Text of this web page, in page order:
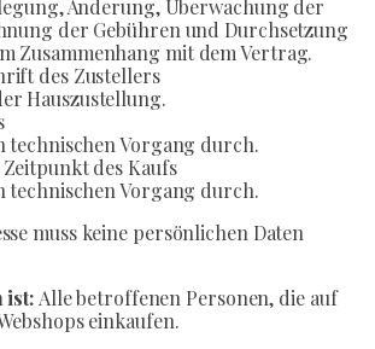
Änderung, Überwachung der
der Gebühren und Durchsetzung
Zusammenhang mit dem Vertrag.
des Zustellers
Hauszustellung.
technischen Vorgang durch.
des Kaufs
technischen Vorgang durch.
muss keine persönlichen Daten
ist:Alle betroffenen Personen, die auf
einkaufen.